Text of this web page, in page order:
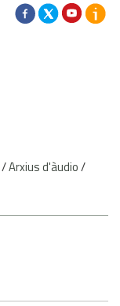
/Arxius d'àudio/